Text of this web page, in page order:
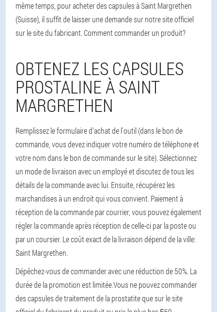
même temps, pour acheter des capsules à Saint Margrethen
(Suisse), il suffit de laisser une demande sur notre site officiel
sur le site du fabricant. Comment commander un produit?
OBTENEZ LES CAPSULES
PROSTALINE À SAINT
MARGRETHEN
Remplissez le formulaire d'achat de l'outil (dans le bon de
commande, vous devez indiquer votre numéro de téléphone et
votre nom dans le bon de commande sur le site). Sélectionnez
un mode de livraison avec un employé et discutez de tous les
détails de la commande avec lui. Ensuite, récupérez les
marchandises à un endroit qui vous convient. Paiement à
réception de la commande par courrier, vous pouvez également
régler la commande après réception de celle-ci par la poste ou
par un coursier. Le coût exact de la livraison dépend de la ville:
Saint Margrethen.
Dépêchez-vous de commander avec une réduction de 50%. La
durée de la promotion est limitée.Vous ne pouvez commander
des capsules de traitement de la prostatite que sur le site